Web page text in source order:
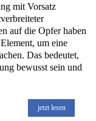
mit Vorsatz
auf die Opfer haben
um eine
Das bedeutet,
bewusst sein und
jetzt lesen